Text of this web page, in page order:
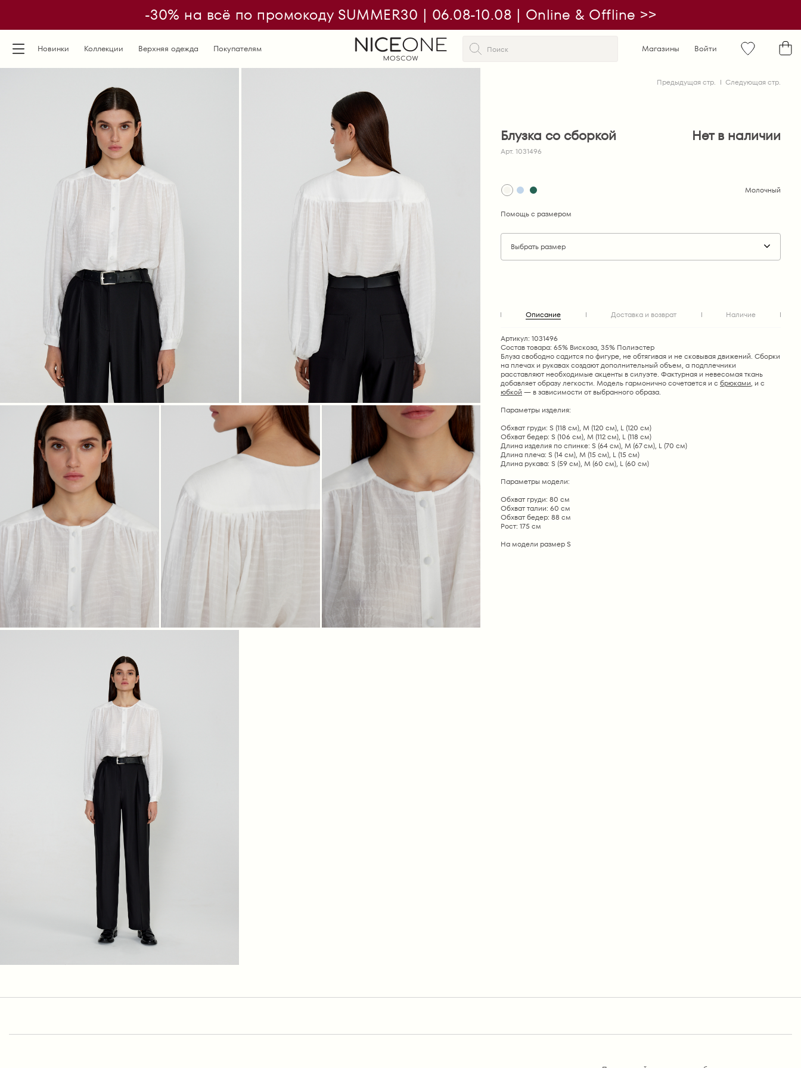
-30% на всё по промокоду SUMMER30 | 06.08-10.08 | Online & Offline >>
Новинки Коллекции Верхняя одежда Покупателям Магазины Войти
Предыдущая стр. Следующая стр.
Блузка со сборкой
Арт. 1031496
Нет в наличии
Молочный
Помощь с размером
Выбрать размер
Описание Доставка и возврат Наличие
Артикул: 1031496
Состав товара: 65% Вискоза, 35% Полиэстер
Блуза свободно садится по фигуре, не обтягивая и не сковывая движений. Сборки
на плечах и рукавах создают дополнительный объем, а подплечники
расставляют необходимые акценты в силуэте. Фактурная и невесомая ткань
добавляет образу легкости. Модель гармонично сочетается и с брюками, и с
юбкой — в зависимости от выбранного образа.
Параметры изделия:
Обхват груди: S (118 см), М (120 см), L (120 см)
Обхват бедер: S (106 см), М (112 см), L (118 см)
Длина изделия по спинке: S (64 см), М (67 см), L (70 см)
Длина плеча: S (14 см), М (15 см), L (15 см)
Длина рукава: S (59 см), М (60 см), L (60 см)
Параметры модели:
Обхват груди: 80 см
Обхват талии: 60 см
Обхват бедер: 88 см
Рост: 175 см
На модели размер S